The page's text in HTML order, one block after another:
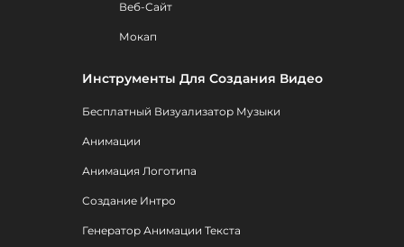
Веб-Сайт
Мокап
Инструменты Для Создания Видео
Бесплатный Визуализатор Музыки
Анимации
Анимация Логотипа
Создание Интро
Генератор Анимации Текста